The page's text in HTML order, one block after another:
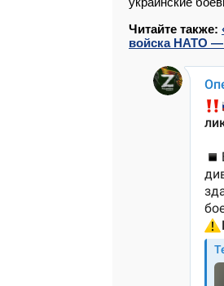
Читайте также:
войска НАТО —